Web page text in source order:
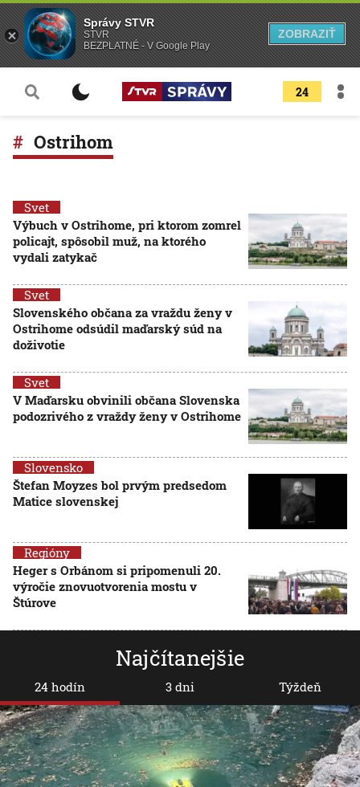
24
Ostrihom
Svet
Výbuch v Ostrihome, pri ktorom zomrel
policajt, spôsobil muž, na ktorého
vydali zatykač
Svet
Slovenského občana za vraždu ženy v
Ostrihome odsúdil maďarský súd na
doživotie
Svet
V Maďarsku obvinili občana Slovenska
podozrivého z vraždy ženy v Ostrihome
Slovensko
Štefan Moyzes bol prvým predsedom
Matice slovenskej
Regióny
Heger s Orbánom si pripomenuli 20.
výročie znovuotvorenia mostu v
Štúrove
Najčítanejšie
24 hodín 3 dni Týždeň
Správy STVR
STVR
BEZPLATNÉ - V Google Play
ZOBRAZIŤ